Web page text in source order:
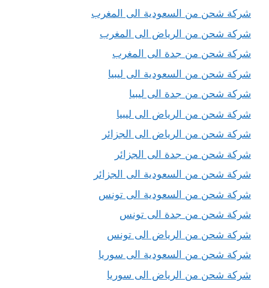
شركة شحن من السعودية الى المغرب
شركة شحن من الرياض الى المغرب
شركة شحن من جدة الى المغرب
شركة شحن من السعودية الى ليبيا
شركة شحن من جدة الى ليبيا
شركة شحن من الرياض الى ليبيا
شركة شحن من الرياض الى الجزائر
شركة شحن من جدة الى الجزائر
شركة شحن من السعودية الى الجزائر
شركة شحن من السعودية الى تونس
شركة شحن من جدة الى تونس
شركة شحن من الرياض الى تونس
شركة شحن من السعودية الى سوريا
شركة شحن من الرياض الى سوريا